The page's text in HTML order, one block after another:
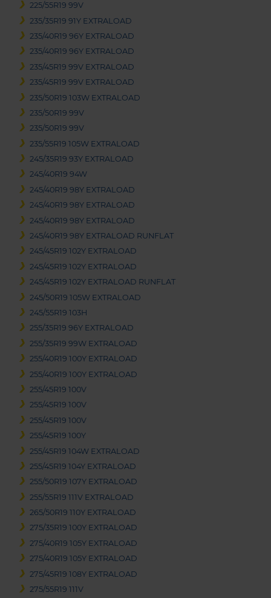
225/55R19 99V
235/35R19 91Y EXTRALOAD
235/40R19 96Y EXTRALOAD
235/40R19 96Y EXTRALOAD
235/45R19 99V EXTRALOAD
235/45R19 99V EXTRALOAD
235/50R19 103W EXTRALOAD
235/50R19 99V
235/50R19 99V
235/55R19 105W EXTRALOAD
245/35R19 93Y EXTRALOAD
245/40R19 94W
245/40R19 98Y EXTRALOAD
245/40R19 98Y EXTRALOAD
245/40R19 98Y EXTRALOAD
245/40R19 98Y EXTRALOAD RUNFLAT
245/45R19 102Y EXTRALOAD
245/45R19 102Y EXTRALOAD
245/45R19 102Y EXTRALOAD RUNFLAT
245/50R19 105W EXTRALOAD
245/55R19 103H
255/35R19 96Y EXTRALOAD
255/35R19 99W EXTRALOAD
255/40R19 100Y EXTRALOAD
255/40R19 100Y EXTRALOAD
255/45R19 100V
255/45R19 100V
255/45R19 100V
255/45R19 100Y
255/45R19 104W EXTRALOAD
255/45R19 104Y EXTRALOAD
255/50R19 107Y EXTRALOAD
255/55R19 111V EXTRALOAD
265/50R19 110Y EXTRALOAD
275/35R19 100Y EXTRALOAD
275/40R19 105Y EXTRALOAD
275/40R19 105Y EXTRALOAD
275/45R19 108Y EXTRALOAD
275/55R19 111V